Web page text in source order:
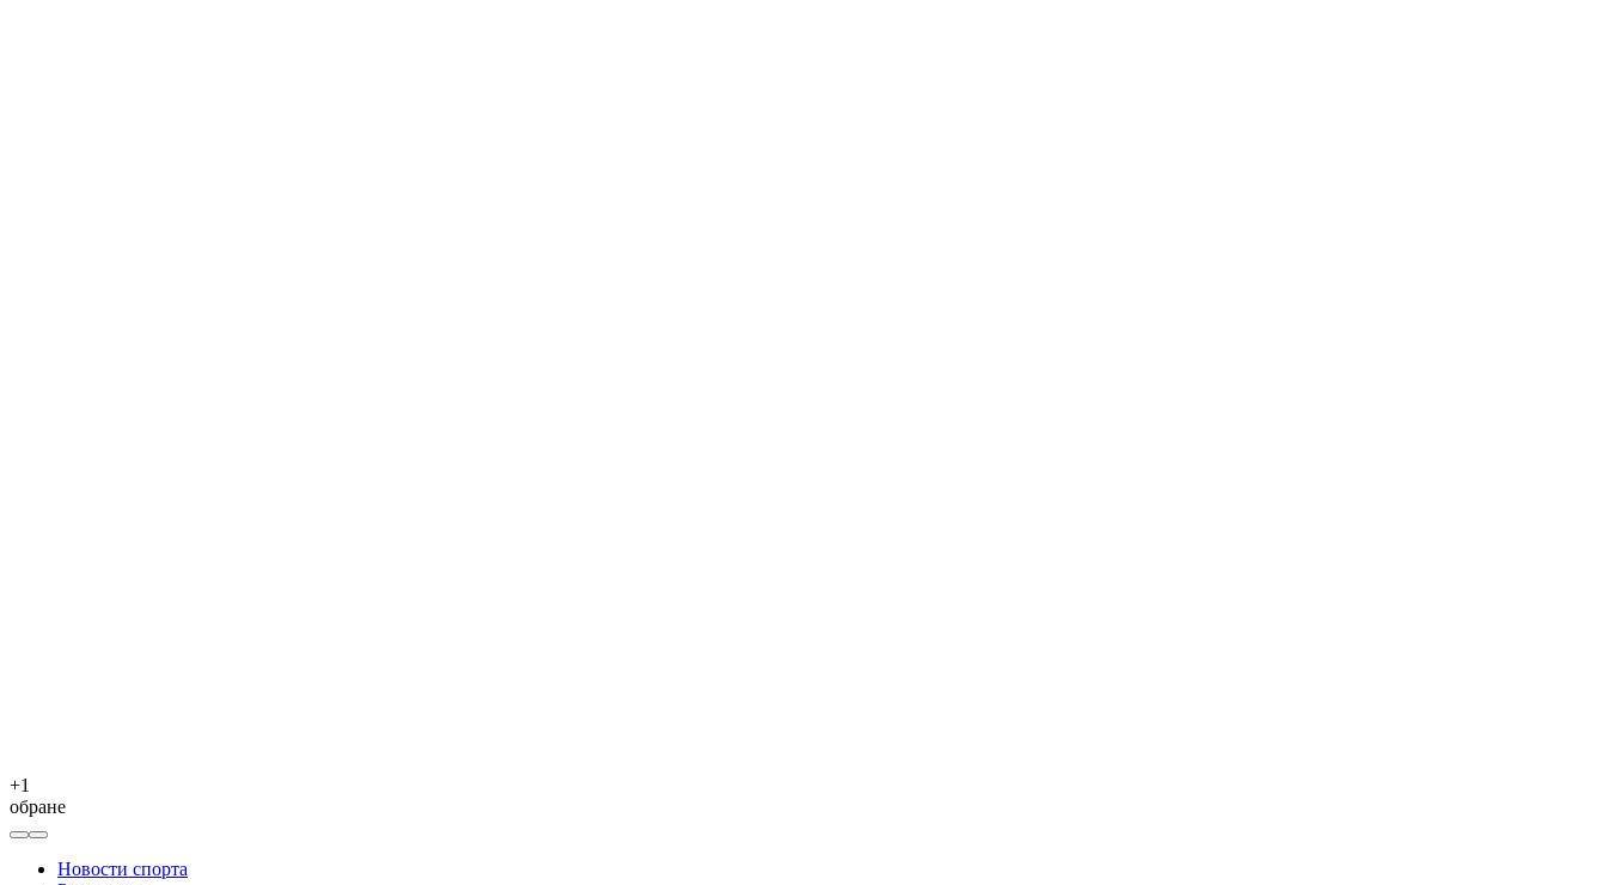
+1
обране
Новости спорта